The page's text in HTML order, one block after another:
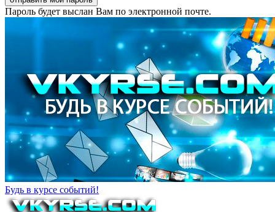
Пароль будет выслан Вам по электронной почте.
Будь в курсе событий!